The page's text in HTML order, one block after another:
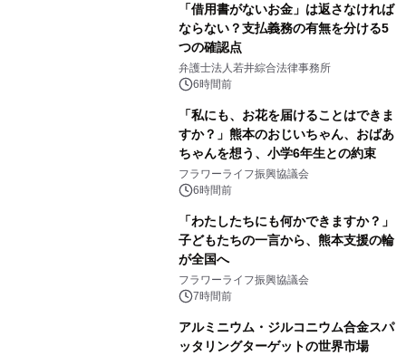
「借用書がないお金」は返さなければ
ならない？支払義務の有無を分ける5
つの確認点
弁護士法人若井綜合法律事務所
6時間前
「私にも、お花を届けることはできま
すか？」熊本のおじいちゃん、おばあ
ちゃんを想う、小学6年生との約束
フラワーライフ振興協議会
6時間前
「わたしたちにも何かできますか？」
子どもたちの一言から、熊本支援の輪
が全国へ
フラワーライフ振興協議会
7時間前
アルミニウム・ジルコニウム合金スパ
ッタリングターゲットの世界市場